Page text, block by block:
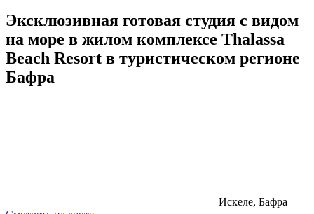
Эксклюзивная готовая студия с видом
на море в жилом комплексе Thalassa
Beach Resort в туристическом регионе
Бафра
Искеле, Бафра